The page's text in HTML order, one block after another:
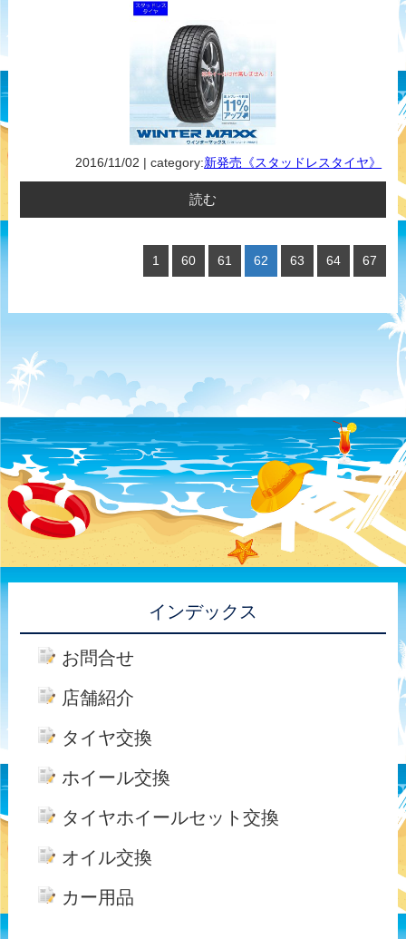
2016/11/02 | category:新発売《スタッドレスタイヤ》
読む
1 60 61 62 63 64 67
インデックス
お問合せ
店舗紹介
タイヤ交換
ホイール交換
タイヤホイールセット交換
オイル交換
カー用品